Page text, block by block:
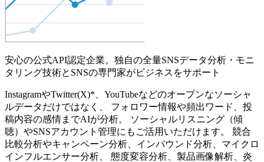
安心の公式API認定企業。独自の全量SNSデータ分析・モニ
タリング技術とSNSの専門家がビジネスをサポート
InstagramやTwitter(X)*、YouTubeなどのオープンなソーシャ
ルデータだけではなく、 フォロワー情報や頻出ワード、投
稿内容の感情までAIが分析。 ソーシャルリスニング（傾
聴）やSNSアカウント管理にもご活用いただけます。 競合
比較分析やキャンペーン分析、インバウンド分析、マイクロ
インフルエンサー分析、 態度変容分析、製品画像解析、炎